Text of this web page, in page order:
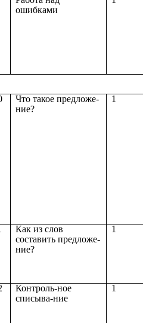
ошибками
Что такое предложе-
ние?
1
Как из слов
составить предложе-
ние?
1
Контроль-ное
списыва-ние
1